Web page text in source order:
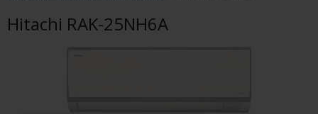
Hitachi RAK-25NH6A